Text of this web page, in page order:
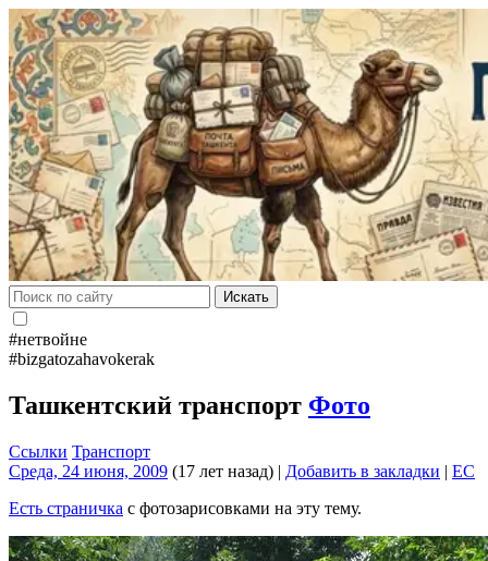
Искать
#нетвойне
#bizgatozahavokerak
Ташкентский транспорт Фото
Ссылки Транспорт
Среда, 24 июня, 2009 (17 лет назад) | Добавить в закладки | EC
Есть страничка с фотозарисовками на эту тему.